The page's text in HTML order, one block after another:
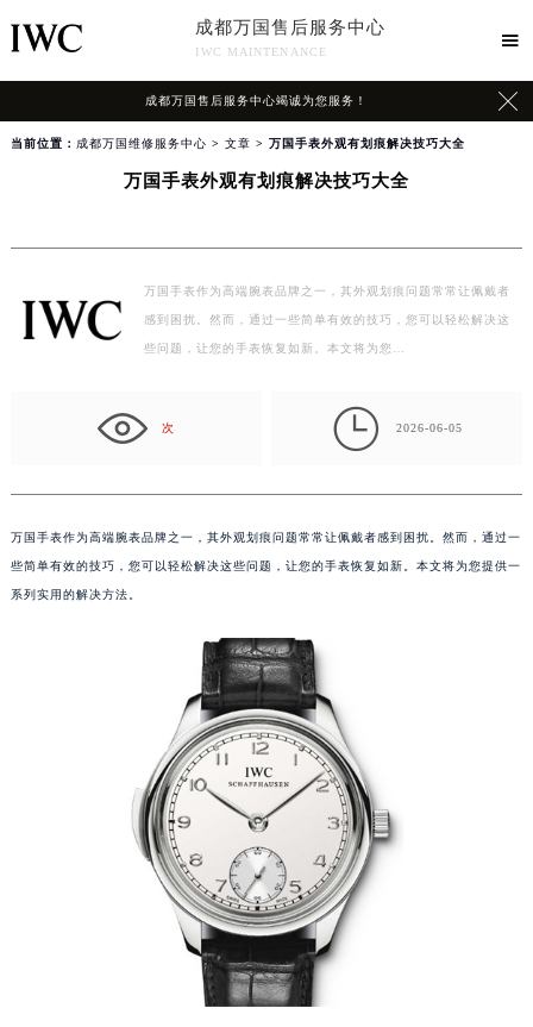
成都万国售后服务中心
IWC MAINTENANCE

成都万国售后服务中心竭诚为您服务！ 
当前位置： 成都万国维修服务中心 > 文章 > 万国手表外观有划痕解决技巧大全
万国手表外观有划痕解决技巧大全
万国手表作为高端腕表品牌之一，其外观划痕问题常常让佩戴者
感到困扰。然而，通过一些简单有效的技巧，您可以轻松解决这
些问题，让您的手表恢复如新。本文将为您…
次  2026-06-05
万国手表作为高端腕表品牌之一，其外观划痕问题常常让佩戴者感到困扰。然而，通过一
些简单有效的技巧，您可以轻松解决这些问题，让您的手表恢复如新。本文将为您提供一
系列实用的解决方法。